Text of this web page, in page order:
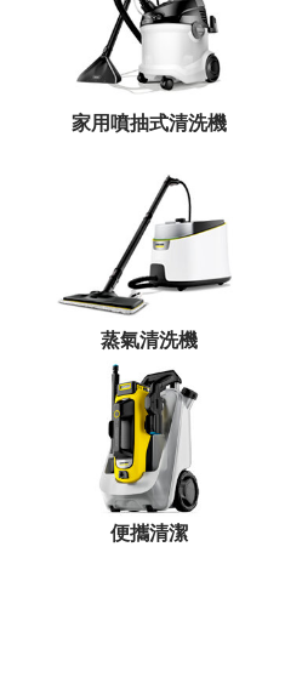
家用噴抽式清洗機
蒸氣清洗機
便攜清潔